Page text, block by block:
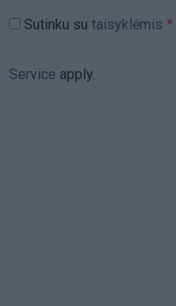
Sutinku su taisyklėmis
Service apply.